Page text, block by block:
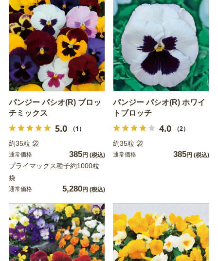
パンジー パシオ(R) ブロッ
チミックス
5.0 （1）
約35粒 袋
通常価格 385円 (税込)
プライマックス種子約1000粒
袋
通常価格 5,280円 (税込)
パンジー パシオ(R) ホワイ
トブロッチ
4.0 （2）
約35粒 袋
通常価格 385円 (税込)